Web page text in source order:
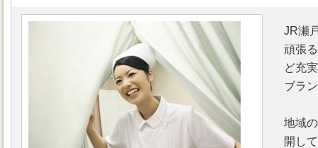
JR瀬
頑張
ど充
ブラ
地域
開し